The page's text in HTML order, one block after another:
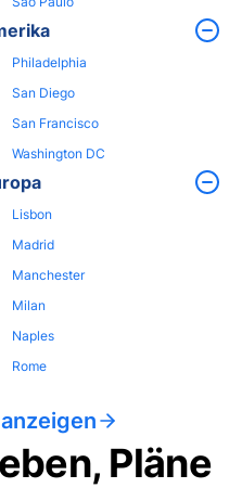
Philadelphia
San Diego
San Francisco
Washington DC
Lisbon
Madrid
Manchester
Milan
Naples
Rome
Pläne